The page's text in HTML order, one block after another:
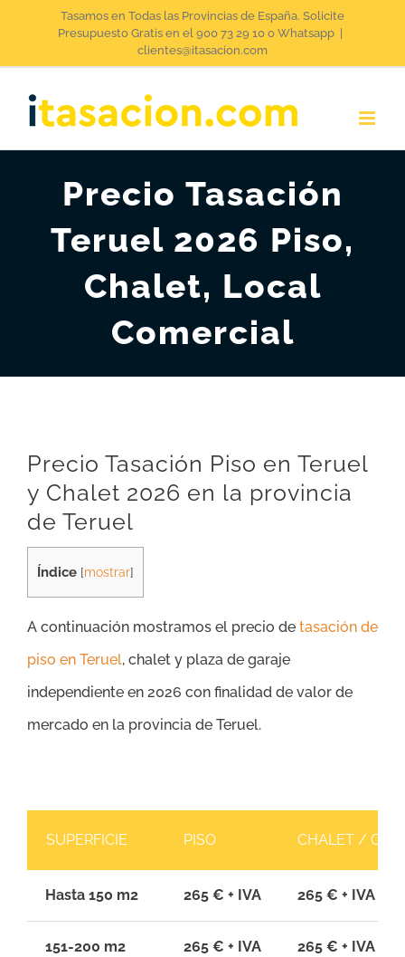
Tasamos en Todas las Provincias de España. Solicite
Presupuesto Gratis en el 900 73 29 10 o Whatsapp
clientes@itasacion.com
Precio Tasación
Teruel 2026 Piso,
Chalet, Local
Comercial
Precio Tasación Piso en Teruel
y Chalet 2026 en la provincia
de Teruel
Índice [mostrar]
A continuación mostramos el precio de tasación de
piso en Teruel, chalet y plaza de garaje
independiente en 2026 con finalidad de valor de
mercado en la provincia de Teruel.
SUPERFICIE PISO CHALET /
Hasta 150 m2 265 € + IVA 265 € + IVA
151-200 m2 265 € + IVA 265 € + IVA